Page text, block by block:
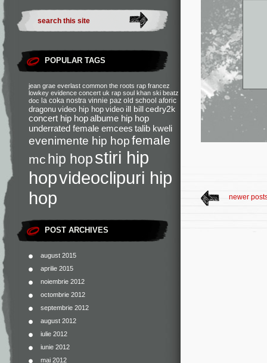
POPULAR TAGS
jean grae everlast common the roots rap francez
lowkey evidence concert uk rap soul khan ski beatz
doc la coka nostra vinnie paz old school aforic
dragonu video hip hop video ill bill cedry2k
concert hip hopalbume hip hop
underrated female emcees talib kweli
evenimente hip hopfemale
mc hip hopstiri hip
hopvideoclipuri hip
hop
POST ARCHIVES
august 2015
aprilie 2015
noiembrie 2012
octombrie 2012
septembrie 2012
august 2012
iulie 2012
iunie 2012
mai 2012
newer